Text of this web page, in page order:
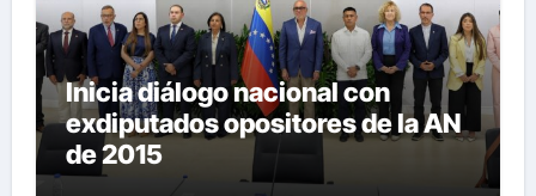
Inicia diálogo nacional con
exdiputados opositores de la AN
de 2015